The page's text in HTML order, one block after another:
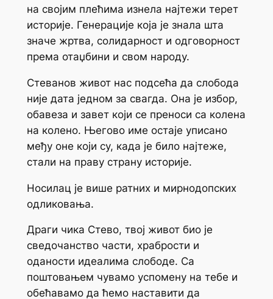
на својим плећима изнела најтежи терет
историје. Генерације која је знала шта
значе жртва, солидарност и одговорност
према отаџбини и свом народу.
Стеванов живот нас подсећа да слобода
није дата једном за свагда. Она је избор,
обавеза и завет који се преноси са колена
на колено. Његово име остаје уписано
међу оне који су, када је било најтеже,
стали на праву страну историје.
Носилац је више ратних и мирнодопских
одликовања.
Драги чика Стево, твој живот био је
сведочанство части, храбрости и
оданости идеалима слободе. Са
поштовањем чувамо успомену на тебе и
обећавамо да ћемо наставити да